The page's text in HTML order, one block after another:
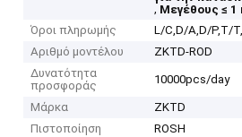
, Μεγέθους ≤ 1
Όροι πληρωμής
L/C,D/A,D/P,T/
Αριθμό μοντέλου
ZKTD-ROD
Δυνατότητα
προσφοράς
10000pcs/day
Μάρκα
ZKTD
Πιστοποίηση
ROSH